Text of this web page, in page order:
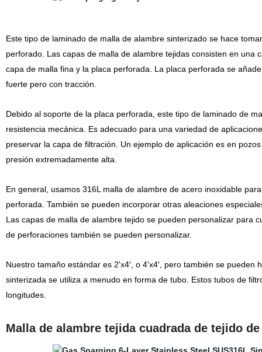
Este tipo de laminado de malla de alambre sinterizado se hace
perforado. Las capas de malla de alambre tejidas consisten en
capa de malla fina y la placa perforada. La placa perforada se
fuerte pero con tracción.
Debido al soporte de la placa perforada, este tipo de laminado de
resistencia mecánica. Es adecuado para una variedad de
preservar la capa de filtración. Un ejemplo de aplicación es en
presión extremadamente alta.
En general, usamos 316L malla de alambre de acero inoxidable
perforada. También se pueden incorporar otras aleaciones
Las capas de malla de alambre tejido se pueden personalizar para
de perforaciones también se pueden personalizar.
Nuestro tamaño estándar es 2'x4′, o 4'x4′, pero también se
sinterizada se utiliza a menudo en forma de tubo. Estos tubos de
longitudes.
Malla de alambre tejida cuadrada de tejido